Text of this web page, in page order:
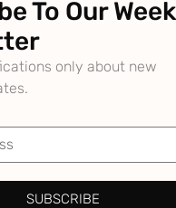
To Our
only about new
SUBSCRIBE